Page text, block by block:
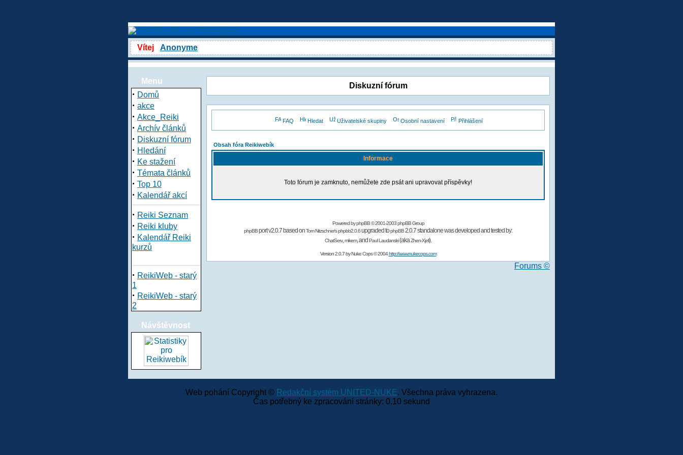
Vítej Anonyme
Menu
· Domů
· akce
· Akce_Reiki
· Archív článků
· Diskuzní fórum
· Hledání
· Ke stažení
· Témata článků
· Top 10
· Kalendář akcí
· Reiki Seznam
· Reiki kluby
· Kalendář Reiki
kurzů
· ReikiWeb - starý
1
· ReikiWeb - starý
2
Návštěvnost
Diskuzní fórum
FAQ Hledat Uživatelské skupiny Osobní nastavení Přihlášení
Obsah fóra Reikiwebík
Informace
Toto fórum je zamknuto, nemůžete zde psát ani upravovat příspěvky!
Powered byphpBB© 2001-2003 phpBB Group
phpBBport v2.0.7 based onTom Nitzschner'sphpbb2.0.6upgraded tophpBB2.0.7 standalone was developed and tested by:
ChatServ,mikem,and Paul Laudanski(akaZhen-Xjell).
Version 2.0.7 byNuke Cops© 2004http://www.nukecops.com
Forums ©
Web pohání Copyright © Redakční systém UNITED-NUKE. Všechna práva vyhrazena.
Čas potřebný ke zpracování stránky: 0.10 sekund